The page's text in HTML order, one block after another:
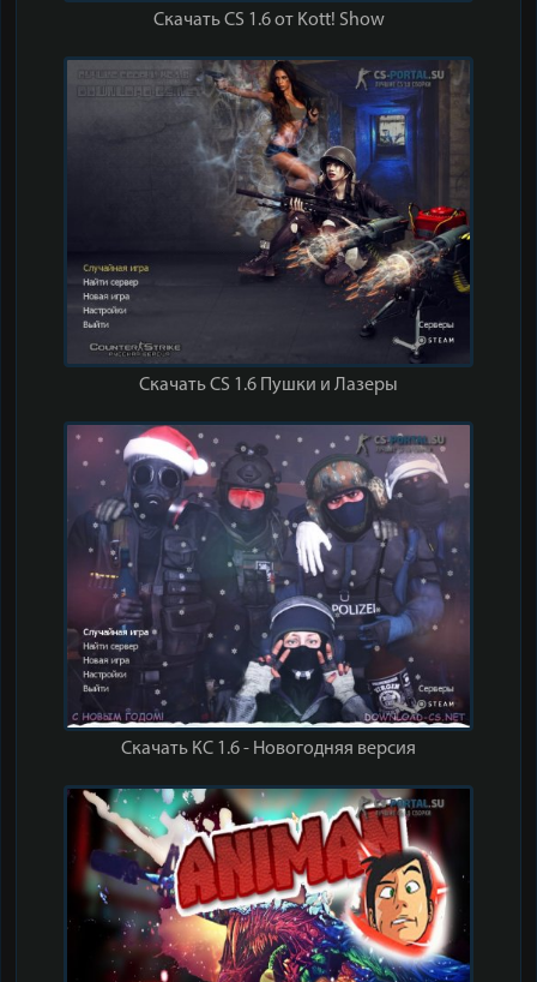
Скачать CS 1.6 от Kott! Show
Скачать CS 1.6 Пушки и Лазеры
Скачать КС 1.6 - Новогодняя версия